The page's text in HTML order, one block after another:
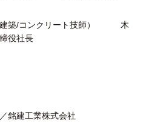
/コンクリート技師）
木
役社長
銘建工業株式会社